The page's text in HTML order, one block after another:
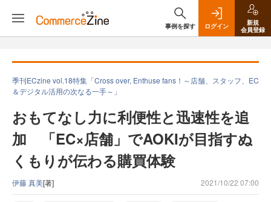
事例を探す ログイン
新規
会員登録
季刊ECzine vol.18特集「Cross over, Enthuse fans！～店舗、スタッフ、EC
＆デジタル活用の次なる一手～」
おもてなし力に利便性と迅速性を追
加 「EC×店舗」でAOKIが目指すぬ
くもりが伝わる購買体験
伊藤 真美[著] 2021/10/22 07:00